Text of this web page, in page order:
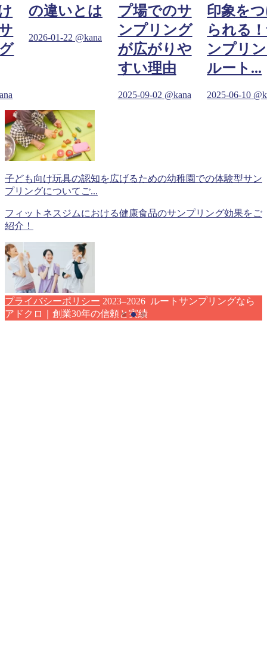
の違いとは
2026-01-22 @kana
プ場でのサ
ンプリング
が広がりや
すい理由
2025-09-02 @kana
印象を
られる
ンプリ
ルート...
2025-06-10
子ども向け玩具の認知を広げるための幼稚園での体験型サン
プリングについてご...
フィットネスジムにおける健康食品のサンプリング効果をご
紹介！
プライバシーポリシー 2023–2026 ルートサンプリングなら
アドクロ｜創業30年の信頼と実績